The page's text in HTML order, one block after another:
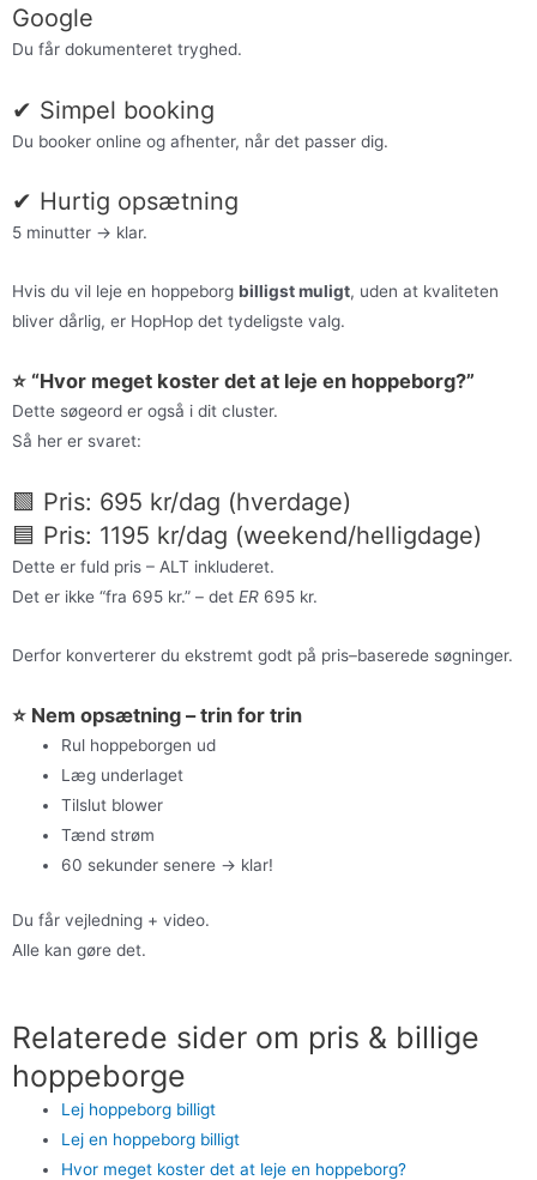
Google
Du får dokumenteret tryghed.
✔ Simpel booking
Du booker online og afhenter, når det passer dig.
✔ Hurtig opsætning
5 minutter → klar.
Hvis du vil leje en hoppeborg billigst muligt, uden at kvaliteten
bliver dårlig, er HopHop det tydeligste valg.
⭐ “Hvor meget koster det at leje en hoppeborg?”
Dette søgeord er også i dit cluster.
Så her er svaret:
🟩 Pris: 695 kr/dag (hverdage)
🟦 Pris: 1195 kr/dag (weekend/helligdage)
Dette er fuld pris – ALT inkluderet.
Det er ikke “fra 695 kr.” – det ER 695 kr.
Derfor konverterer du ekstremt godt på pris–baserede søgninger.
⭐ Nem opsætning – trin for trin
Rul hoppeborgen ud
Læg underlaget
Tilslut blower
Tænd strøm
60 sekunder senere → klar!
Du får vejledning + video.
Alle kan gøre det.
Relaterede sider om pris & billige
hoppeborge
Lej hoppeborg billigt
Lej en hoppeborg billigt
Hvor meget koster det at leje en hoppeborg?